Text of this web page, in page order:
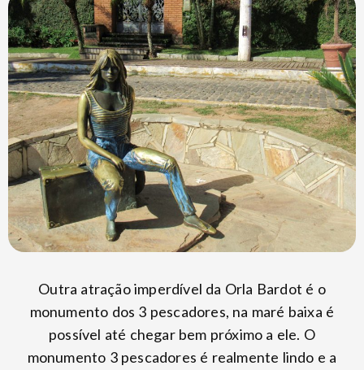
Outra atração imperdível da Orla Bardot é o
monumento dos 3 pescadores, na maré baixa é
possível até chegar bem próximo a ele. O
monumento 3 pescadores é realmente lindo e a